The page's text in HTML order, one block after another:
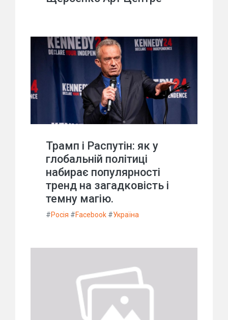
Трамп і Распутін: як у
глобальній політиці
набирає популярності
тренд на загадковість і
темну магію.
#Росія #Facebook #Україна